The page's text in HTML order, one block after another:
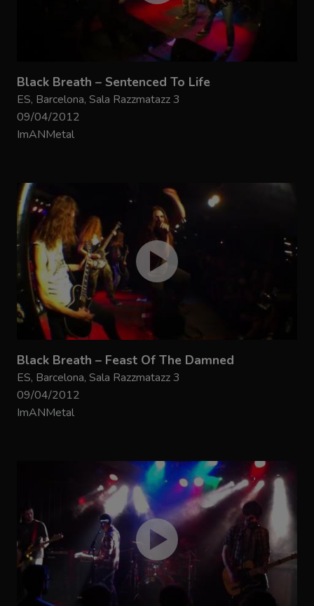
Black Breath – Sentenced To Life
ES, Barcelona, Sala Razzmatazz 3
09/04/2012
ImANMetal
Black Breath – Feast Of The Damned
ES, Barcelona, Sala Razzmatazz 3
09/04/2012
ImANMetal